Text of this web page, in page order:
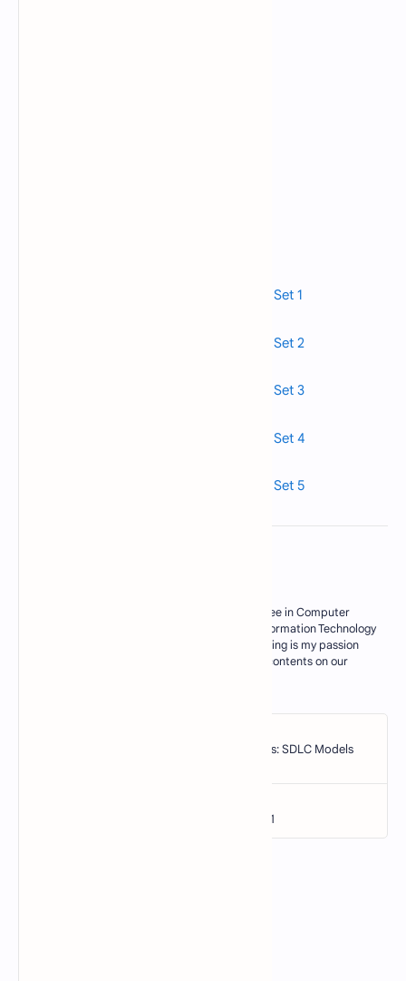
Urdu MCQs With Answers Set 1
Urdu MCQs With Answers Set 2
Urdu MCQs With Answers Set 3
Urdu MCQs With Answers Set 4
Urdu MCQs With Answers Set 5
My Name is M. Zahid, I have master degree in Computer
Science. Currently I am working as an Information Technology
Teacher in Govt sector of Pakistan. Blogging is my passion
and I try my best to deliver some useful contents on our